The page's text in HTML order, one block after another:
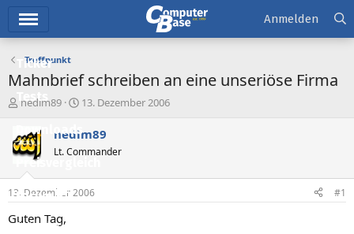
Ticker
Tests
Downloads
Preisvergleich
Forum
Aktuelles
Anmelden
Treffpunkt
Mahnbrief schreiben an eine unseriöse Firma
E
t
e
e
r
nedim89
E
s
e
l
t
13. Dezember 2006
nedim89
Lt. Commander
13. Dezember 2006 #1
Guten Tag,